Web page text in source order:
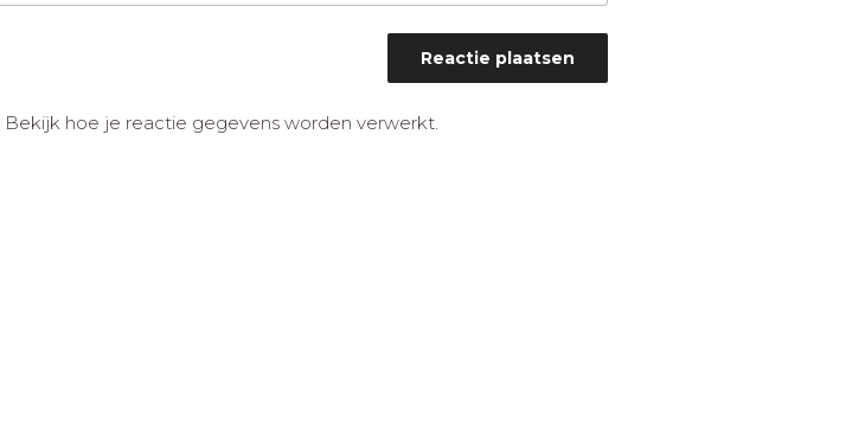
Bekijk hoe je reactie gegevens worden verwerkt.